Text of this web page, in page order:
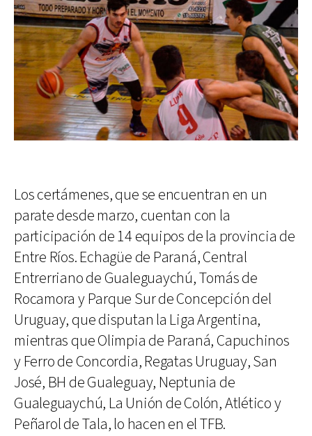
Los certámenes, que se encuentran en un
parate desde marzo, cuentan con la
participación de 14 equipos de la provincia de
Entre Ríos. Echagüe de Paraná, Central
Entrerriano de Gualeguaychú, Tomás de
Rocamora y Parque Sur de Concepción del
Uruguay, que disputan la Liga Argentina,
mientras que Olimpia de Paraná, Capuchinos
y Ferro de Concordia, Regatas Uruguay, San
José, BH de Gualeguay, Neptunia de
Gualeguaychú, La Unión de Colón, Atlético y
Peñarol de Tala, lo hacen en el TFB.